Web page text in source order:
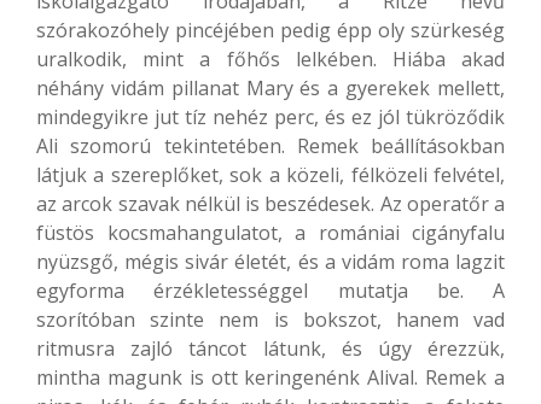
szórakozóhely pincéjében pedig épp oly szürkeség
uralkodik, mint a főhős lelkében. Hiába akad
néhány vidám pillanat Mary és a gyerekek mellett,
mindegyikre jut tíz nehéz perc, és ez jól tükröződik
Ali szomorú tekintetében. Remek beállításokban
látjuk a szereplőket, sok a közeli, félközeli felvétel,
az arcok szavak nélkül is beszédesek. Az operatőr a
füstös kocsmahangulatot, a romániai cigányfalu
nyüzsgő, mégis sivár életét, és a vidám roma lagzit
egyforma érzékletességgel mutatja be. A
szorítóban szinte nem is bokszot, hanem vad
ritmusra zajló táncot látunk, és úgy érezzük,
mintha magunk is ott keringenénk Alival. Remek a